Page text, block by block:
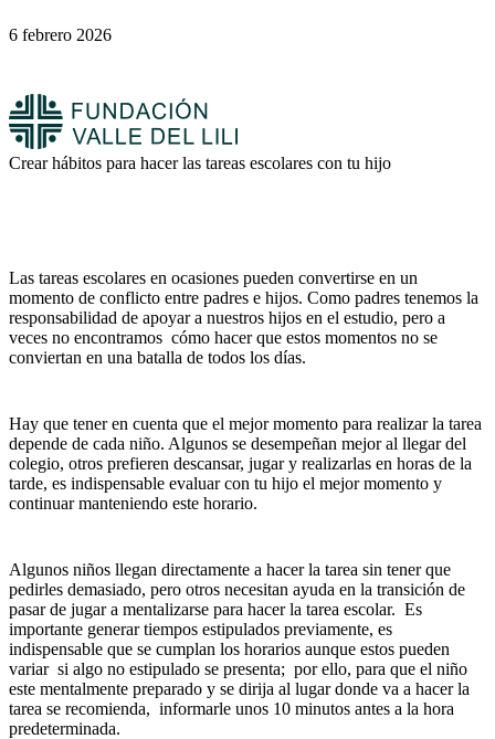
6 febrero 2026
Crear hábitos para hacer las tareas escolares con tu hijo
Las tareas escolares en ocasiones pueden convertirse en un
momento de conflicto entre padres e hijos. Como padres tenemos la
responsabilidad de apoyar a nuestros hijos en el estudio, pero a
veces no encontramos cómo hacer que estos momentos no se
conviertan en una batalla de todos los días.
Hay que tener en cuenta que el mejor momento para realizar la tarea
depende de cada niño. Algunos se desempeñan mejor al llegar del
colegio, otros prefieren descansar, jugar y realizarlas en horas de la
tarde, es indispensable evaluar con tu hijo el mejor momento y
continuar manteniendo este horario.
Algunos niños llegan directamente a hacer la tarea sin tener que
pedirles demasiado, pero otros necesitan ayuda en la transición de
pasar de jugar a mentalizarse para hacer la tarea escolar. Es
importante generar tiempos estipulados previamente, es
indispensable que se cumplan los horarios aunque estos pueden
variar si algo no estipulado se presenta; por ello, para que el niño
este mentalmente preparado y se dirija al lugar donde va a hacer la
tarea se recomienda, informarle unos 10 minutos antes a la hora
predeterminada.